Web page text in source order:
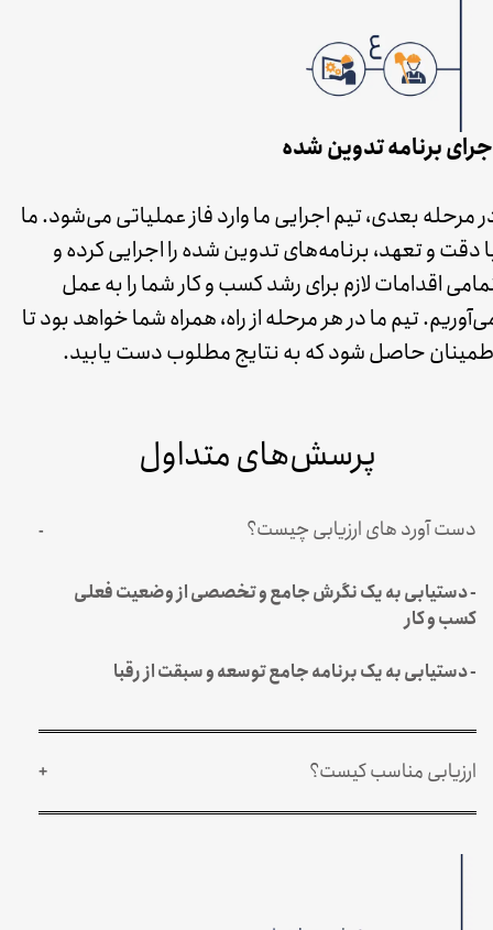
برنامه تدوین شده
مرحله بعدی، تیم اجرایی ما وارد فاز عملیاتی می‌شود. ما
دقت و تعهد، برنامه‌های تدوین شده را اجرایی کرده و
اقدامات لازم برای رشد کسب و کار شما را به عمل
تیم ما در هر مرحله از راه، همراه شما خواهد بود تا
حاصل شود که به نتایج مطلوب دست یابید.
پرسش‌های متداول
دست آورد های ارزیابی چیست؟
کسب و کار
- دستیابی به یک برنامه جامع توسعه و سبقت از رقبا
ارزیابی مناسب کیست؟